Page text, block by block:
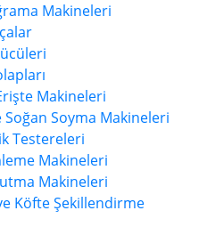
Makineleri
Makineleri
Soğan Soyma Makineleri
Testereleri
Makineleri
Makineleri
Köfte Şekillendirme